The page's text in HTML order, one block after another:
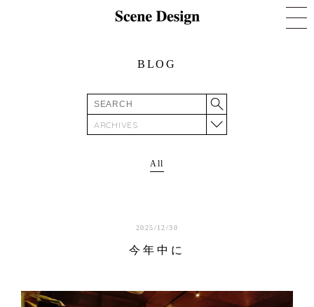
BLOG
ARCHIVES
All
2025/12/30
今年中に